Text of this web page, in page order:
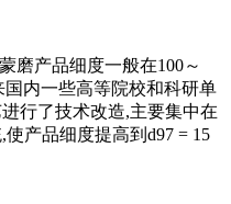
磨产品细度一般在100～
国内一些高等院校和科研单
行了技术改造,主要集中在
产品细度提高到d97 = 15